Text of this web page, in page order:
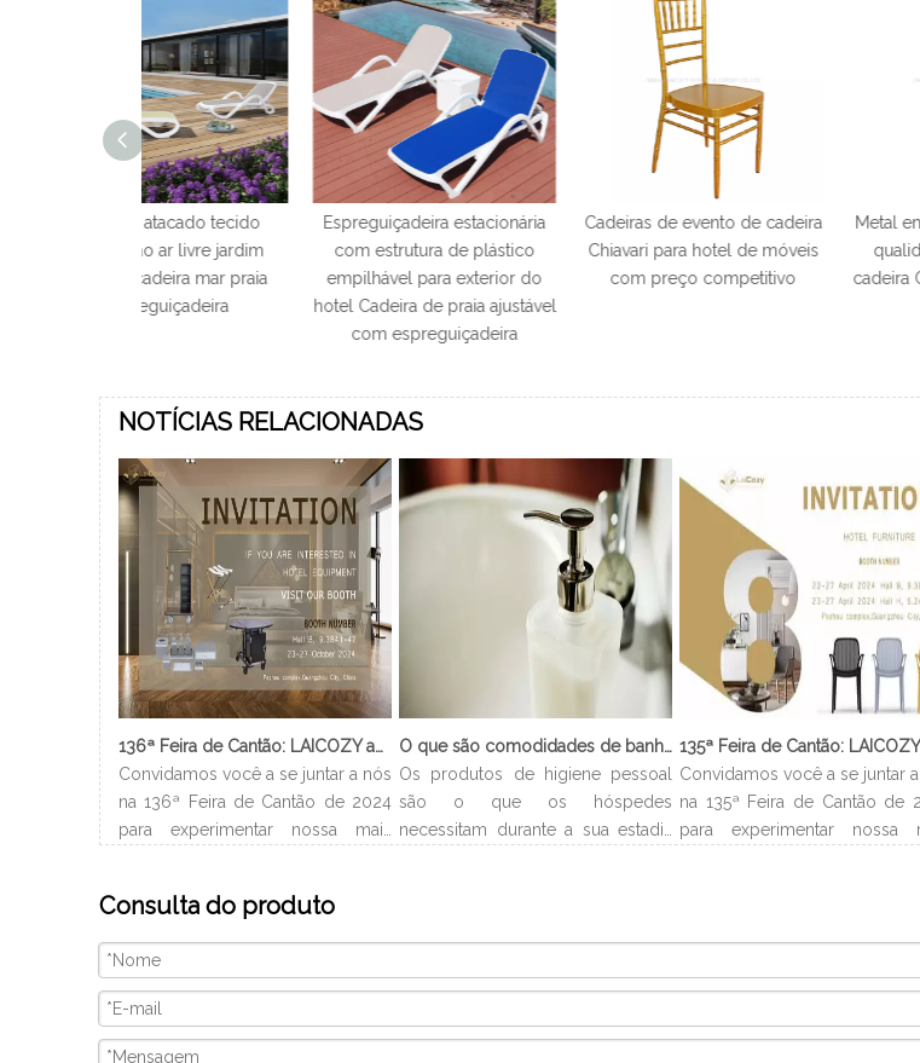
Espreguiçadeira estacionária
com estrutura de plástico
empilhável para exterior do
hotel Cadeira de praia ajustável
com espreguiçadeira
Cadeiras de evento de cadeira
Chiavari para hotel de móveis
com preço competitivo
Metal empilhável prata de
qualidade com almofada
cadeira Chiavari de
NOTÍCIAS RELACIONADAS
136ª Feira de Cantão: LAICOZY apresenta o futuro dos móveis para hotéis e utensílios de buffet
Convidamos você a se juntar a nós
na 136ª Feira de Cantão de 2024
para experimentar nossa mais
Estamos ansiosos para nos
conectar com profissionais da
indústria, construir novos
relacionamentos e compartilhar
nossa paixão por artesanato de
qualidade e design inovador. Nós
O que são comodidades de banheiro?
Os produtos de higiene pessoal
são o que os hóspedes
necessitam durante a sua estadia
Dependendo do tipo de quarto,
são diferentes e podem incluir
pequenos xampu, loção corporal,
Convidamos você a se juntar
na 135ª Feira de Cantão de
para experimentar nossa
conectar com
relacionamentos e
nossa paixão por
Consulta do produto